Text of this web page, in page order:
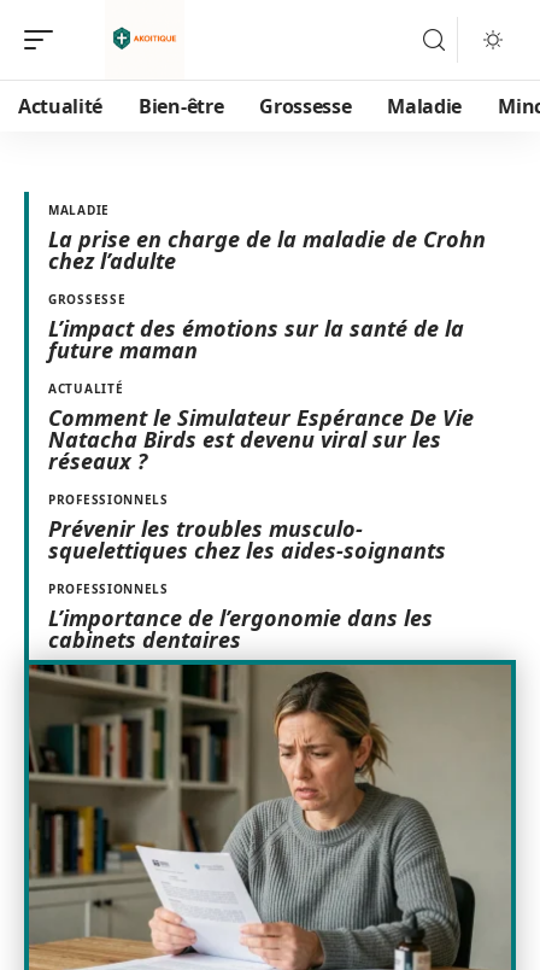
Actualité Bien-être Grossesse Maladie
MALADIE
La prise en charge de la maladie de Crohn
chez l’adulte
GROSSESSE
L’impact des émotions sur la santé de la
future maman
ACTUALITÉ
Comment le Simulateur Espérance De Vie
Natacha Birds est devenu viral sur les
réseaux ?
PROFESSIONNELS
Prévenir les troubles musculo-
squelettiques chez les aides-soignants
PROFESSIONNELS
L’importance de l’ergonomie dans les
cabinets dentaires